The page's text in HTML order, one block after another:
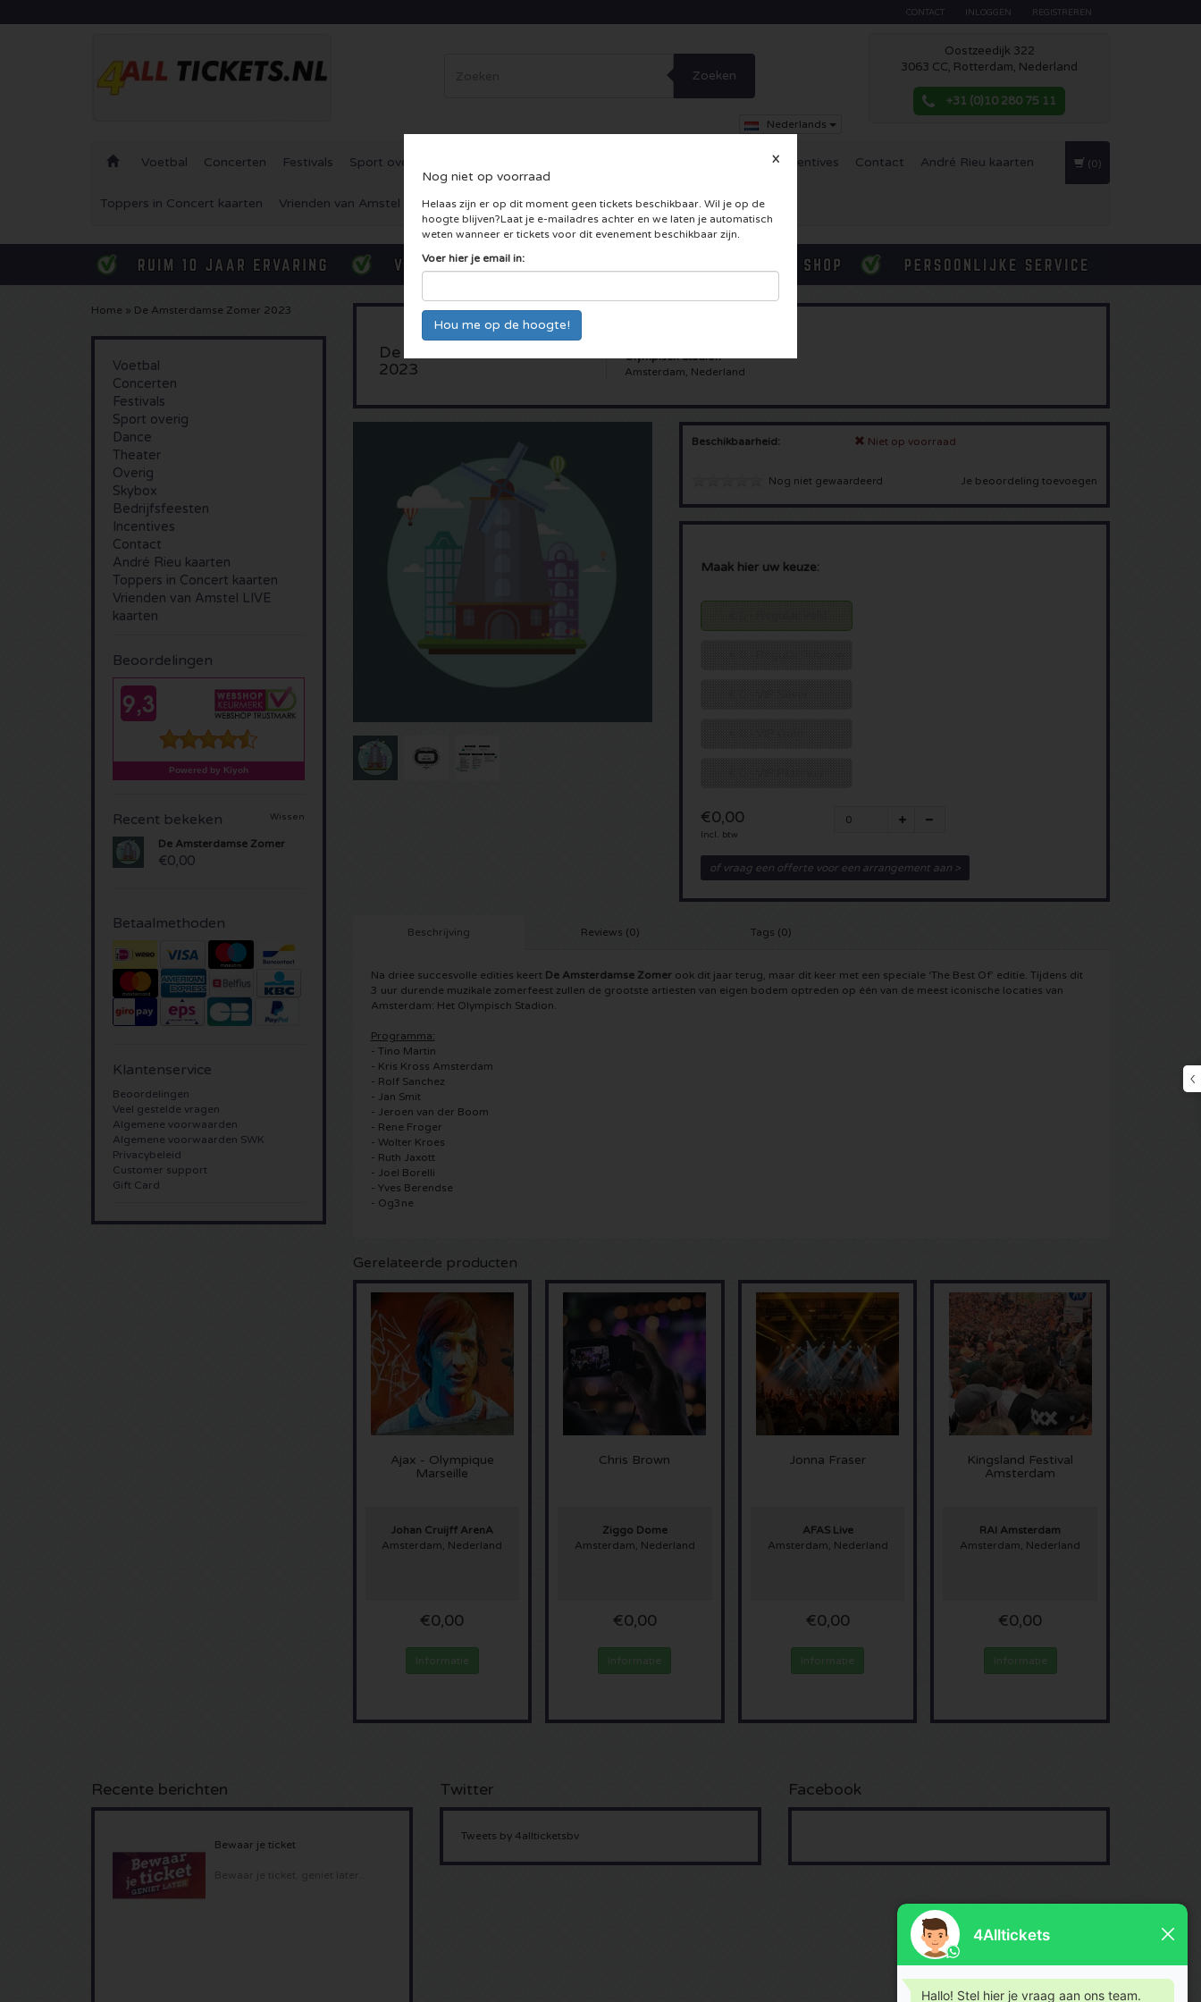
CONTACT INLOGGEN REGISTREREN
Zoeken
Nederlands
Oostzeedijk 322
3063 CC, Rotterdam, Nederland
+31 (0)10 280 75 11
Voetbal Concerten Festivals Sport overig Incentives Contact André Rieu kaarten
Toppers in Concert kaarten Vrienden van Amstel LIVE kaarten
(0)
Nog niet op voorraad
X
Helaas zijn er op dit moment geen tickets beschikbaar. Wil je op de
hoogte blijven?Laat je e-mailadres achter en we laten je automatisch
weten wanneer er tickets voor dit evenement beschikbaar zijn.
Voer hier je email in:
Home » De Amsterdamse Zomer 2023
Voetbal
Concerten
Festivals
Sport overig
Dance
Theater
Overig
Skybox
Bedrijfsfeesten
Incentives
Contact
André Rieu kaarten
Toppers in Concert kaarten
Vrienden van Amstel LIVE
kaarten
Beoordelingen
Recent bekeken Wissen
De Amsterdamse Zomer
€0,00
Betaalmethoden
Klantenservice
Beoordelingen
Veel gestelde vragen
Algemene voorwaarden
Algemene voorwaarden SWK
Privacybeleid
Customer support
Gift Card
De Amsterdamse Zomer
2023
Olympisch Stadion
Amsterdam, Nederland
Beschikbaarheid: Niet op voorraad
Nog niet gewaardeerd Je beoordeling toevoegen
Maak hier uw keuze:
€0,00
Incl. btw
of vraag een offerte voor een arrangement aan >
Beschrijving Reviews (0) Tags (0)
Na driee succesvolle edities keert De Amsterdamse Zomerook dit jaar terug, maar dit keer met een speciale ‘The Best Of’ editie. Tijdens dit
3 uur durende muzikale zomerfeest zullen de grootste artiesten van eigen bodem optreden op één van de meest iconische locaties van
Amsterdam: Het Olympisch Stadion.
Programma:
- Tino Martin
- Kris Kross Amsterdam
- Rolf Sanchez
- Jan Smit
- Jeroen van der Boom
- Rene Froger
- Wolter Kroes
- Ruth Jaxott
- Joel Borelli
- Yves Berendse
- Og3ne
Gerelateerde producten
Ajax - Olympique
Marseille
Johan Cruijff ArenA
Amsterdam, Nederland
€0,00
Informatie
Chris Brown
Ziggo Dome
Amsterdam, Nederland
€0,00
Informatie
Jonna Fraser
AFAS Live
Amsterdam, Nederland
€0,00
Informatie
Kingsland Festival
Amsterdam
RAI Amsterdam
Amsterdam, Nederland
€0,00
Informatie
Recente berichten
Bewaar je ticket
Twitter
Tweets by 4allticketsbv
Facebook